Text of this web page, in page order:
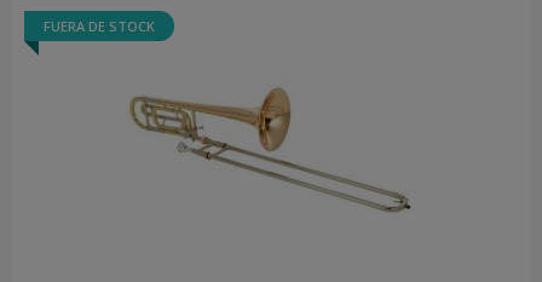
FUERA DE STOCK